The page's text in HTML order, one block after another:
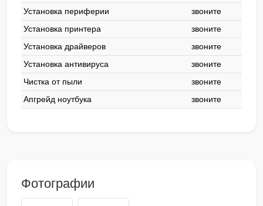
Установка периферии
звоните
Установка принтера
звоните
Установка драйверов
звоните
Установка антивируса
звоните
Чистка от пыли
звоните
Апгрейд ноутбука
звоните
Фотографии